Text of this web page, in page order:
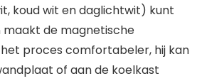
koud wit en daglichtwit) kunt
maakt de magnetische
proces comfortabeler, hij kan
of aan de koelkast